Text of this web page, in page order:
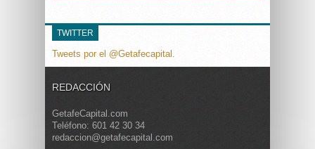
TWITTER
Tweets por el @Getafecapital.
REDACCIÓN
GetafeCapital.com
Teléfono: 601 42 30 34
redaccion@getafecapital.com